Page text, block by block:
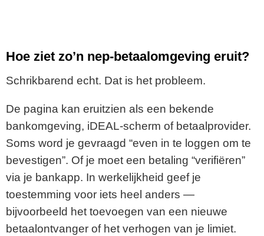
Hoe ziet zo’n nep-betaalomgeving eruit?
Schrikbarend echt. Dat is het probleem.
De pagina kan eruitzien als een bekende
bankomgeving, iDEAL-scherm of betaalprovider.
Soms word je gevraagd “even in te loggen om te
bevestigen”. Of je moet een betaling “verifiëren”
via je bankapp. In werkelijkheid geef je
toestemming voor iets heel anders —
bijvoorbeeld het toevoegen van een nieuwe
betaalontvanger of het verhogen van je limiet.